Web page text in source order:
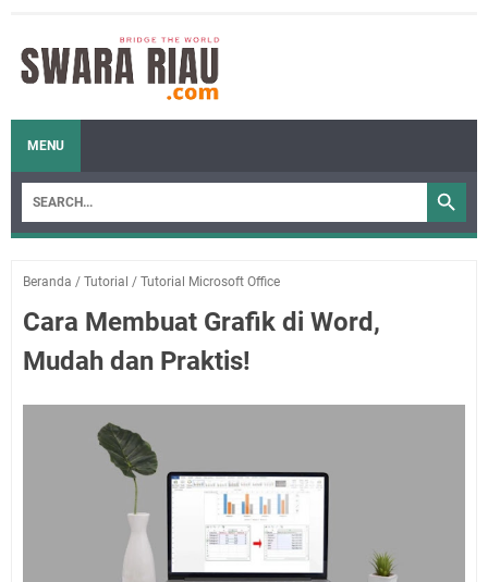
MENU
Beranda / Tutorial / Tutorial Microsoft Office
Cara Membuat Grafik di Word,
Mudah dan Praktis!